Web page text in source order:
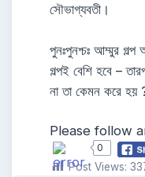
সৌভাগ্যবতী।
পুনঃপুনশ্চঃ আম্মুর
গল্পই বেশি হবে –
না তা কেমন করে হয়
Please follow
0
Post Views: